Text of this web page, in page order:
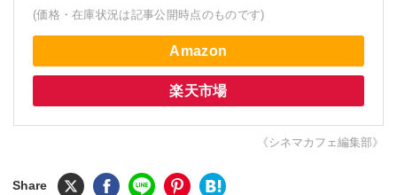
(価格・在庫状況は記事公開時点のものです)
Amazon
楽天市場
《シネマカフェ編集部》